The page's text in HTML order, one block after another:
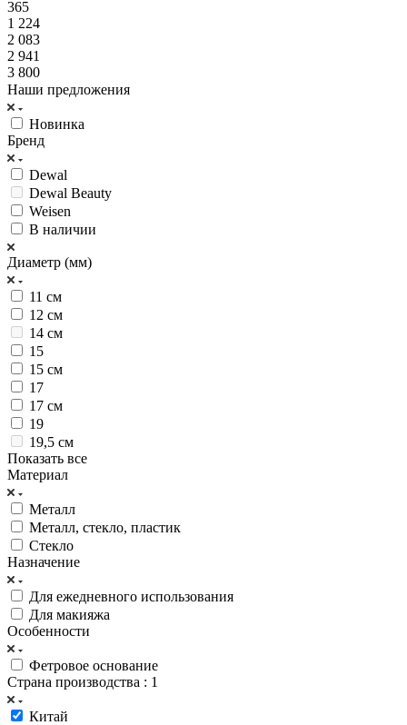
365
1 224
2 083
2 941
3 800
Наши предложения
Новинка
Бренд
Dewal
Dewal Beauty
Weisen
В наличии
Диаметр (мм)
11 см
12 см
14 см
15
15 см
17
17 см
19
19,5 см
Показать все
Материал
Металл
Металл, стекло, пластик
Стекло
Назначение
Для ежедневного использования
Для макияжа
Особенности
Фетровое основание
Страна производства : 1
Китай